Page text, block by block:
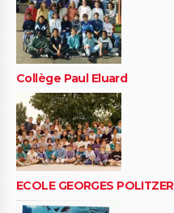
Collège Paul Eluard
ECOLE GEORGES POLITZER